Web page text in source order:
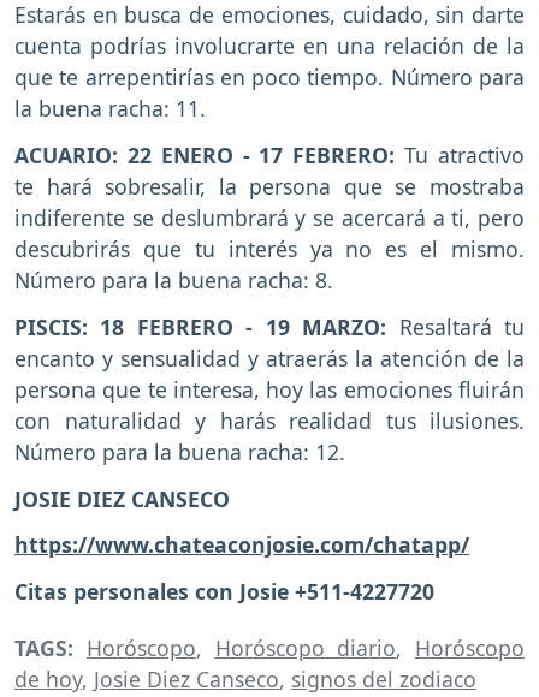
Estarás en busca de emociones, cuidado, sin darte
cuenta podrías involucrarte en una relación de la
que te arrepentirías en poco tiempo. Número para
la buena racha: 11.
ACUARIO: 22 ENERO - 17 FEBRERO: Tu atractivo
te hará sobresalir, la persona que se mostraba
indiferente se deslumbrará y se acercará a ti, pero
descubrirás que tu interés ya no es el mismo.
Número para la buena racha: 8.
PISCIS: 18 FEBRERO - 19 MARZO: Resaltará tu
encanto y sensualidad y atraerás la atención de la
persona que te interesa, hoy las emociones fluirán
con naturalidad y harás realidad tus ilusiones.
Número para la buena racha: 12.
JOSIE DIEZ CANSECO
https://www.chateaconjosie.com/chatapp/
Citas personales con Josie +511-4227720
TAGS: Horóscopo, Horóscopo diario, Horóscopo
de hoy, Josie Diez Canseco, signos del zodiaco